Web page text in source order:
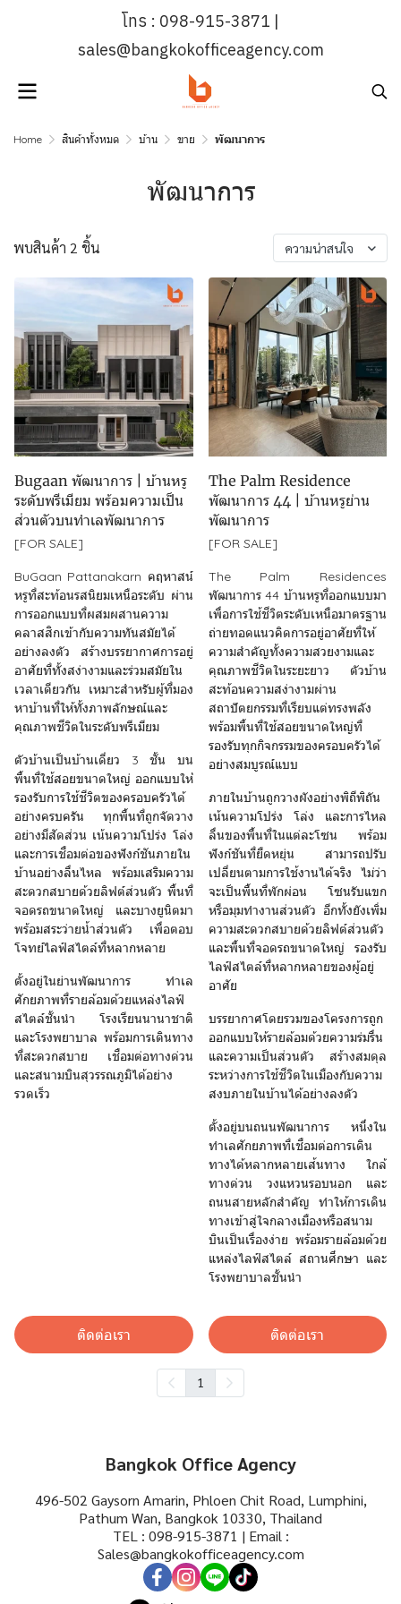
โทร : 098-915-3871 |
sales@bangkokofficeagency.com
Home สินค้าทั้งหมด บ้าน ขาย พัฒนาการ
พัฒนาการ
พบสินค้า 2 ชิ้น ความน่าสนใจ
Bugaan พัฒนาการ | บ้านหรู
ระดับพรีเมียม พร้อมความเป็น
ส่วนตัวบนทำเลพัฒนาการ
[FOR SALE]
BuGaan Pattanakarn คฤหาสน์
หรูที่สะท้อนรสนิยมเหนือระดับ ผ่าน
การออกแบบที่ผสมผสานความ
คลาสสิกเข้ากับความทันสมัยได้
อย่างลงตัว สร้างบรรยากาศการอยู่
อาศัยที่ทั้งสง่างามและร่วมสมัยใน
เวลาเดียวกัน เหมาะสำหรับผู้ที่มอง
หาบ้านที่ให้ทั้งภาพลักษณ์และ
คุณภาพชีวิตในระดับพรีเมียม
ตัวบ้านเป็นบ้านเดี่ยว 3 ชั้น บน
พื้นที่ใช้สอยขนาดใหญ่ ออกแบบให้
รองรับการใช้ชีวิตของครอบครัวได้
อย่างครบครัน ทุกพื้นที่ถูกจัดวาง
อย่างมีสัดส่วน เน้นความโปร่ง โล่ง
และการเชื่อมต่อของฟังก์ชันภายใน
บ้านอย่างลื่นไหล พร้อมเสริมความ
สะดวกสบายด้วยลิฟต์ส่วนตัว พื้นที่
จอดรถขนาดใหญ่ และบางยูนิตมา
พร้อมสระว่ายน้ำส่วนตัว เพื่อตอบ
โจทย์ไลฟ์สไตล์ที่หลากหลาย
ตั้งอยู่ในย่านพัฒนาการ ทำเล
ศักยภาพที่รายล้อมด้วยแหล่งไลฟ์
สไตล์ชั้นนำ โรงเรียนนานาชาติ
และโรงพยาบาล พร้อมการเดินทาง
ที่สะดวกสบาย เชื่อมต่อทางด่วน
และสนามบินสุวรรณภูมิได้อย่าง
รวดเร็ว
ติดต่อเรา
The Palm Residence
พัฒนาการ 44 | บ้านหรูย่าน
พัฒนาการ
[FOR SALE]
The Palm Residences
พัฒนาการ 44 บ้านหรูที่ออกแบบมา
เพื่อการใช้ชีวิตระดับเหนือมาตรฐาน
ถ่ายทอดแนวคิดการอยู่อาศัยที่ให้
ความสำคัญทั้งความสวยงามและ
คุณภาพชีวิตในระยะยาว ตัวบ้าน
สะท้อนความสง่างามผ่าน
สถาปัตยกรรมที่เรียบแต่ทรงพลัง
พร้อมพื้นที่ใช้สอยขนาดใหญ่ที่
รองรับทุกกิจกรรมของครอบครัวได้
อย่างสมบูรณ์แบบ
ภายในบ้านถูกวางผังอย่างพิถีพิถัน
เน้นความโปร่ง โล่ง และการไหล
ลื่นของพื้นที่ในแต่ละโซน พร้อม
ฟังก์ชันที่ยืดหยุ่น สามารถปรับ
เปลี่ยนตามการใช้งานได้จริง ไม่ว่า
จะเป็นพื้นที่พักผ่อน โซนรับแขก
หรือมุมทำงานส่วนตัว อีกทั้งยังเพิ่ม
ความสะดวกสบายด้วยลิฟต์ส่วนตัว
และพื้นที่จอดรถขนาดใหญ่ รองรับ
ไลฟ์สไตล์ที่หลากหลายของผู้อยู่
อาศัย
บรรยากาศโดยรวมของโครงการถูก
ออกแบบให้รายล้อมด้วยความร่มรื่น
และความเป็นส่วนตัว สร้างสมดุล
ระหว่างการใช้ชีวิตในเมืองกับความ
สงบภายในบ้านได้อย่างลงตัว
ตั้งอยู่บนถนนพัฒนาการ หนึ่งใน
ทำเลศักยภาพที่เชื่อมต่อการเดิน
ทางได้หลากหลายเส้นทาง ใกล้
ทางด่วน วงแหวนรอบนอก และ
ถนนสายหลักสำคัญ ทำให้การเดิน
ทางเข้าสู่ใจกลางเมืองหรือสนาม
บินเป็นเรื่องง่าย พร้อมรายล้อมด้วย
แหล่งไลฟ์สไตล์ สถานศึกษา และ
โรงพยาบาลชั้นนำ
ติดต่อเรา
1
Bangkok Office Agency
496-502 Gaysorn Amarin, Phloen Chit Road, Lumphini,
Pathum Wan, Bangkok 10330, Thailand
TEL : 098-915-3871 | Email :
Sales@bangkokofficeagency.com